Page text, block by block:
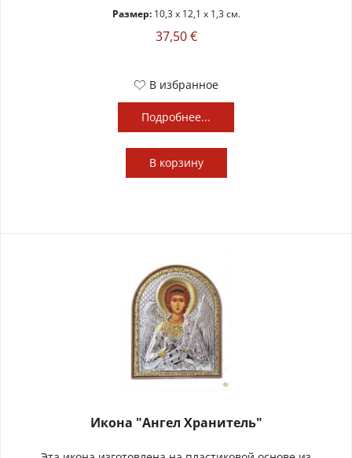
Размер:10,3 x 12,1 x 1,3 см.
37,50 €
В избранное
Подробнее...
В корзину
Икона "Ангел Хранитель"